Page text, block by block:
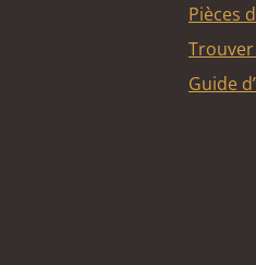
Pièces
Guide